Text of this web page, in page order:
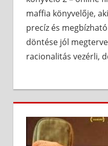
maffia könyvelője,
precíz és
döntése jól
racionalitás vezérli,